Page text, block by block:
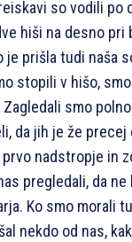
so vodili po
hiši na desno pri
je prišla tudi naša
stopili v hišo,
smo
da jih je že precej
nadstropje in
pregledali, da ne
Ko smo morali
nekdo od nas,